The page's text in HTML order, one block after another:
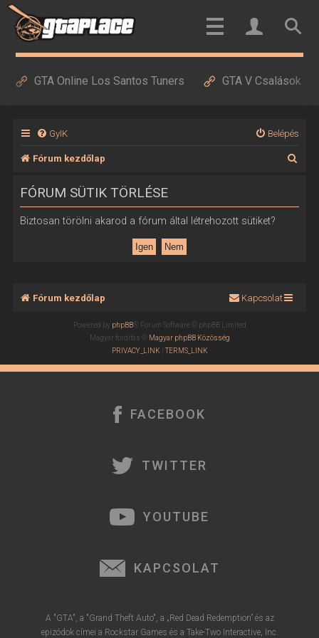
GTA Online Los Santos Tuners GTA V Csalások
GyIK Belépés
Fórum kezdőlap
FÓRUM SÜTIK TÖRLÉSE
Biztosan törölni akarod a fórum által létrehozott sütiket?
Fórum kezdőlap Kapcsolat
Powered by phpBB® Forum Software © phpBB Limited
Magyar fordítás © Magyar phpBB Közösség
PRIVACY_LINK |TERMS_LINK
FACEBOOK
TWITTER
YOUTUBE
KAPCSOLAT
A "GTA", a "Grand Theft Auto", a „Red Dead Redemption” és az
epizódok címei a Rockstar Games és a Take-Two Interactive, Inc.